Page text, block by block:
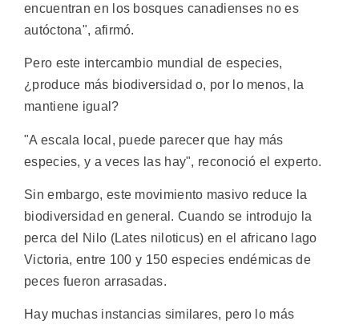
encuentran en los bosques canadienses no es
autóctona", afirmó.
Pero este intercambio mundial de especies,
¿produce más biodiversidad o, por lo menos, la
mantiene igual?
"A escala local, puede parecer que hay más
especies, y a veces las hay", reconoció el experto.
Sin embargo, este movimiento masivo reduce la
biodiversidad en general. Cuando se introdujo la
perca del Nilo (Lates niloticus) en el africano lago
Victoria, entre 100 y 150 especies endémicas de
peces fueron arrasadas.
Hay muchas instancias similares, pero lo más